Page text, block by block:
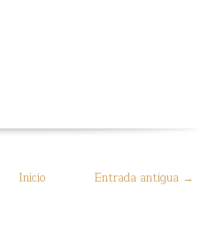
Entrada antigua →
Inicio